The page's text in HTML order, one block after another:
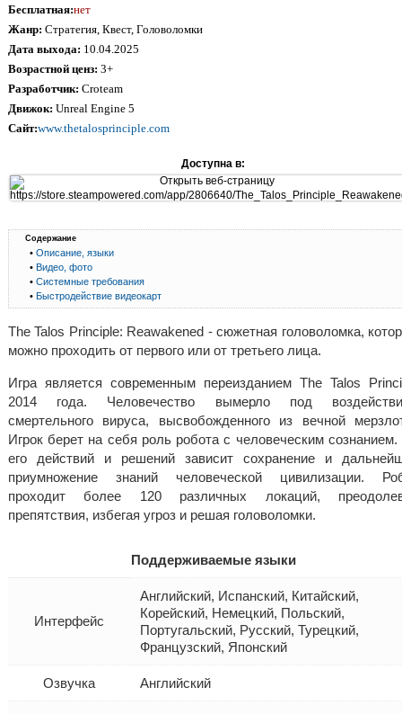
Бесплатная:нет
Жанр: Стратегия, Квест, Головоломки
Дата выхода: 10.04.2025
Возрастной ценз: 3+
Разработчик: Croteam
Движок: Unreal Engine 5
Сайт:www.thetalosprinciple.com
Доступна в:
Содержание
• Описание, языки
• Видео, фото
• Системные требования
• Быстродействие видеокарт
The Talos Principle: Reawakened - сюжетная головоломка,
можно проходить от первого или от третьего лица.
Игра является современным переизданием The Talos
2014 года. Человечество вымерло под
смертельного вируса, высвобожденного из вечной
Игрок берет на себя роль робота с человеческим
его действий и решений зависит сохранение и
приумножение знаний человеческой цивилизации.
проходит более 120 различных локаций,
препятствия, избегая угроз и решая головоломки.
Поддерживаемые языки
Интерфейс
Английский, Испанский, Китайский,
Корейский, Немецкий, Польский,
Португальский, Русский, Турецкий,
Французский, Японский
Озвучка Английский